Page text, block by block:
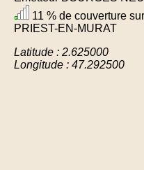
11 % de couverture
PRIEST-EN-MURAT
Latitude : 2.625000
Longitude : 47.292500